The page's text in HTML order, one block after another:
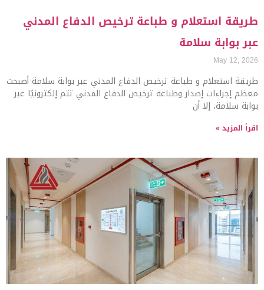
طريقة استعلام و طباعة ترخيص الدفاع المدني
عبر بوابة سلامة
May 12, 2026
طريقة استعلام و طباعة ترخيص الدفاع المدني عبر بوابة سلامة أصبحت
معظم إجراءات إصدار وطباعة ترخيص الدفاع المدني تتم إلكترونيًا عبر
بوابة سلامة، إلا أن
اقرأ المزيد »